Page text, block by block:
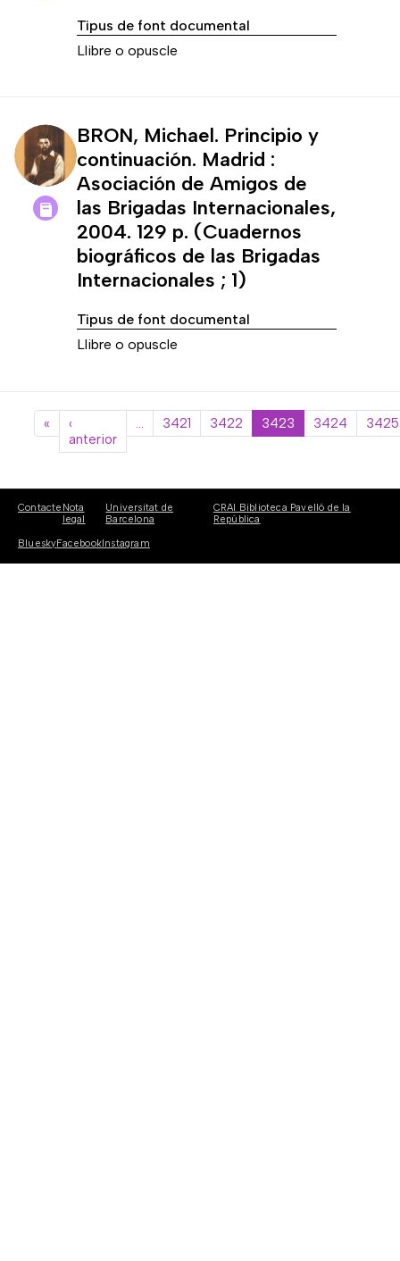
Tipus de font documental
Llibre o opuscle
BRON, Michael. Principio y
continuación. Madrid :
Asociación de Amigos de
las Brigadas Internacionales,
2004. 129 p. (Cuadernos
biográficos de las Brigadas
Internacionales ; 1)
Tipus de font documental
Llibre o opuscle
Paginació
« Primera pàgina
‹
anteriorPàgina anterior
… 3421 3422 3423 3424 3425
Contacte Nota
legal
Universitat de
Barcelona
CRAI Biblioteca Pavelló de la
República
BlueskyFacebookInstagram